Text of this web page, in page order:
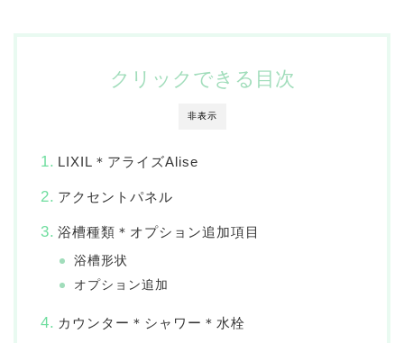
非表示
クリックできる目次
LIXIL＊アライズAlise
アクセントパネル
浴槽種類＊オプション追加項目
浴槽形状
オプション追加
カウンター＊シャワー＊水栓